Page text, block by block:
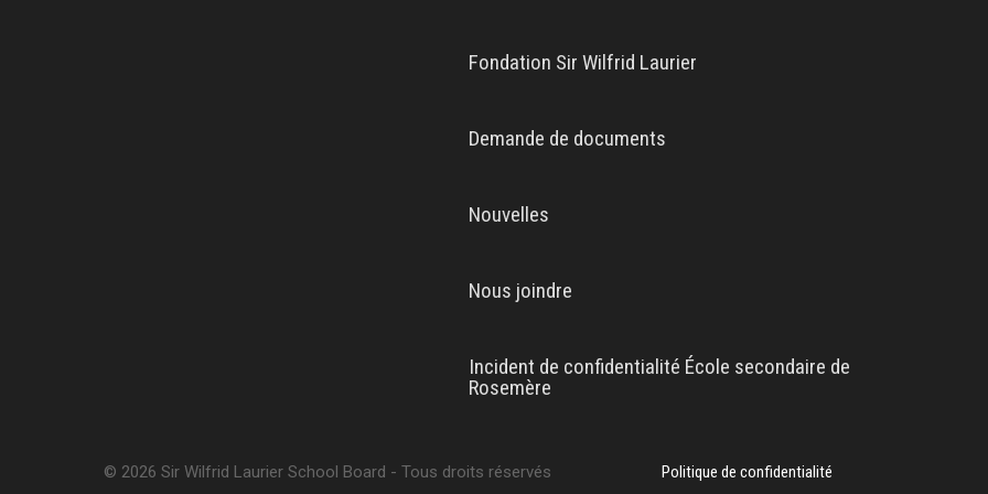
Fondation Sir Wilfrid Laurier
Demande de documents
Nouvelles
Nous joindre
Incident de confidentialité École secondaire de
Rosemère
© 2026 Sir Wilfrid Laurier School Board - Tous droits réservés Politique de confidentialité